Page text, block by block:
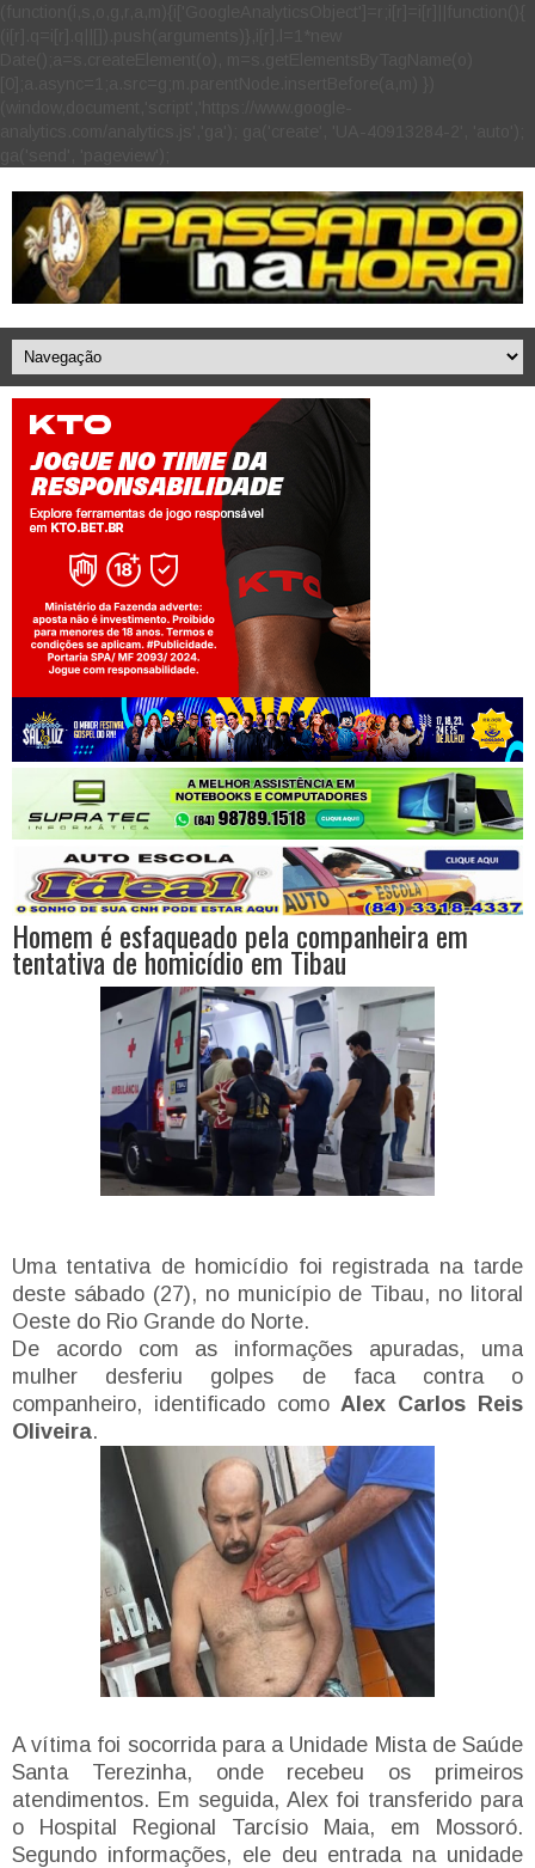
Jogue com responsabilidade. 18+
Homem é esfaqueado pela companheira em
tentativa de homicídio em Tibau
Uma tentativa de homicídio foi registrada na tarde
deste sábado (27), no município de Tibau, no litoral
Oeste do Rio Grande do Norte.
De acordo com as informações apuradas, uma
mulher desferiu golpes de faca contra o
companheiro, identificado comoAlex Carlos Reis
Oliveira.
A vítima foi socorrida para a Unidade Mista de Saúde
Santa Terezinha, onde recebeu os primeiros
atendimentos. Em seguida, Alex foi transferido para
o Hospital Regional Tarcísio Maia, em Mossoró.
Segundo informações, ele deu entrada na unidade